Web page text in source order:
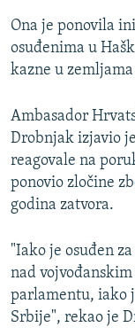
Ona je ponovila
osuđenima u
kazne u
Ambasador
Drobnjak izjavio
reagovale na
ponovio zločine
godina zatvora.
"Iako je osuđen
nad
parlamentu, iako
Srbije", rekao je